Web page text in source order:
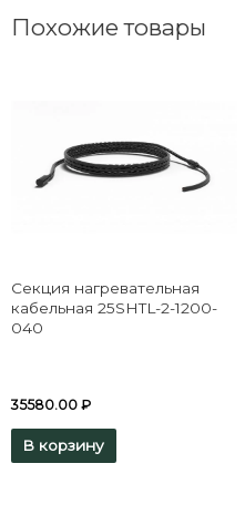
Похожие товары
Секция нагревательная
кабельная 25SHTL-2-1200-
040
35580.00 ₽
В корзину